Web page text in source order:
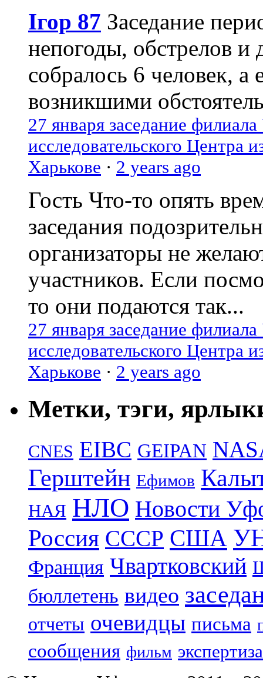
Ігор 87 Заседание
непогоды, обстрелов и
собралось 6 человек, а
возникшими
27 января заседание
исследовательского Центра
Харькове · 2 years ago
Гость Что-то опять
заседания
организаторы не
участников. Если
то они подаются так...
27 января заседание
исследовательского Центра
Харькове · 2 years ago
Метки, тэги,
CNES EIBC GEIPAN
Герштейн Ефимов
НАЯ НЛО Новости
Россия СССР США
Франция Чвартковский
бюллетень видео
отчеты очевидцы письма
сообщения фильм экспертиза